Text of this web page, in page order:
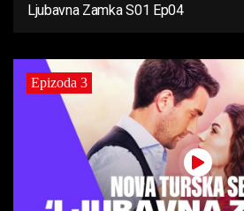
Ljubavna Zamka S01 Ep04
Epizoda 3